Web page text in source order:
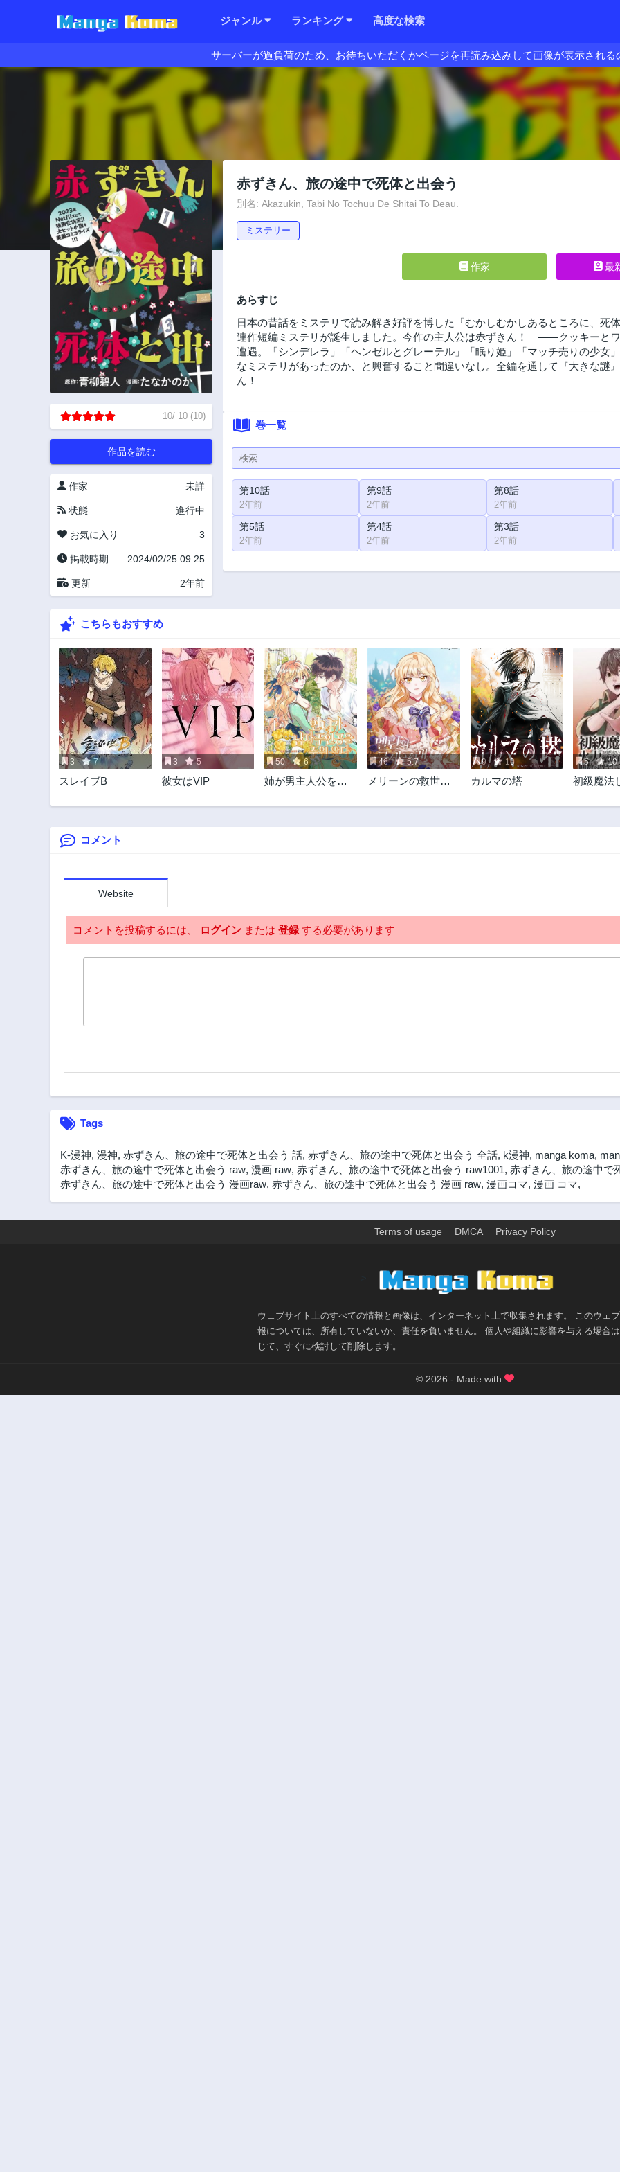
ジャンル ランキング 高度な検索
サーバーが過負荷のため、お待ちいただくかページを再読み込みして画像が表示される
10/ 10 (10)
作品を読む
作家 未詳
状態 進行中
お気に入り 3
掲載時期 2024/02/25 09:25
更新 2年前
赤ずきん、旅の途中で死体と出会う
別名: Akazukin, Tabi No Tochuu De Shitai To Deau.
ミステリー
作家 最
あらすじ
日本の昔話をミステリで読み解き好評を博した『むかしむかしあるところに、死
連作短編ミステリが誕生しました。今作の主人公は赤ずきん！ ――クッキーと
遭遇。「シンデレラ」「ヘンゼルとグレーテル」「眠り姫」「マッチ売りの少
なミステリがあったのか、と興奮すること間違いなし。全編を通して『大きな謎
ん！
巻一覧
第10話
2年前
第9話
2年前
第8話
2年前
第5話
2年前
第4話
2年前
第3話
2年前
こちらもおすすめ
3 7
スレイブB
3 5
彼女はVIP
50 6
姉が男主人公を拾
46 5.7
メリーンの救世計
9 10
カルマの塔
5 10
初級魔法
いので徹
コメント
Website
コメントを投稿するには、 ログイン または 登録する必要があります
Tags
K-漫神, 漫神, 赤ずきん、旅の途中で死体と出会う 話, 赤ずきん、旅の途中で死体と出会う 全話, k漫神, manga koma,
赤ずきん、旅の途中で死体と出会う raw, 漫画 raw, 赤ずきん、旅の途中で死体と出会う raw1001, 赤ずきん、旅の途中で
赤ずきん、旅の途中で死体と出会う 漫画raw, 赤ずきん、旅の途中で死体と出会う 漫画 raw, 漫画コマ, 漫画 コマ,
Terms of usage DMCA Privacy Policy
ウェブサイト上のすべての情報と画像は、インターネット上で収集されます。 このウェ
報については、所有していないか、責任を負いません。 個人や組織に影響を与える場合
じて、すぐに検討して削除します。
© 2026 - Made with